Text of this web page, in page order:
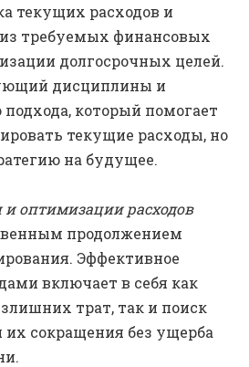
текущих расходов и
требуемых финансовых
долгосрочных целей.
дисциплины и
подхода, который помогает
текущие расходы, но
на будущее.
оптимизации расходов
продолжением
Эффективное
включает в себя как
трат, так и поиск
сокращения без ущерба